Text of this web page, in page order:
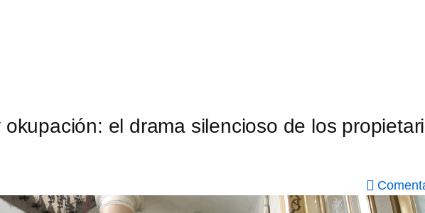
okupación: el drama silencioso de los